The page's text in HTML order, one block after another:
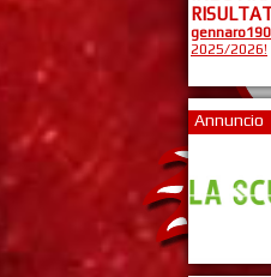
2025/2026!
Annuncio